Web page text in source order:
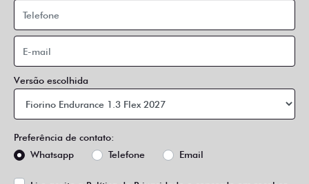
Versão escolhida
Preferência de contato:
Whatsapp
Telefone Email